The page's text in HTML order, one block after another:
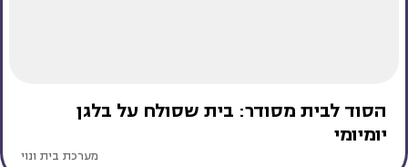
הסוד לבית מסודר: בית שסולח על בלגן
יומיומי
מערכת בית ונוי